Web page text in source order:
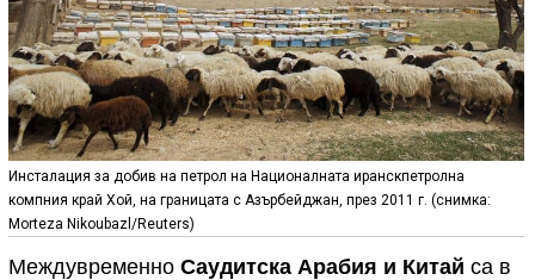
Инсталация за добив на петрол на Националната иранскпетролна
компния край Хой, на границата с Азърбейджан, през 2011 г. (снимка:
Morteza Nikoubazl/Reuters)
Междувременно Саудитска Арабия и Китай са в